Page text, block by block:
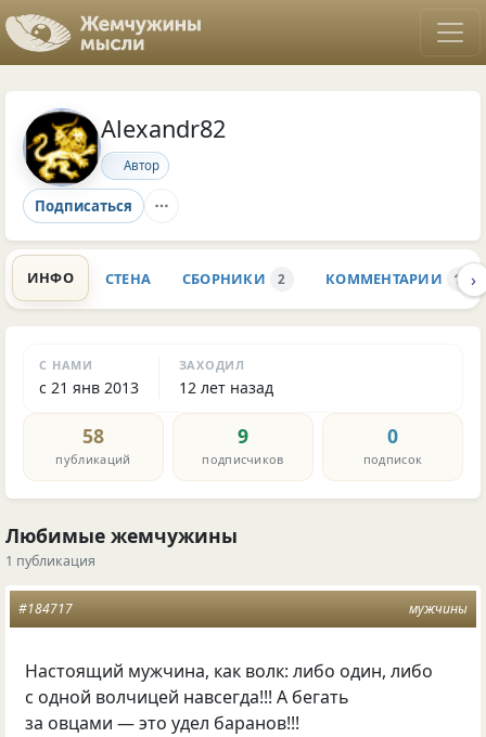
Alexandr82
Автор
Подписаться
ИНФО СТЕНА СБОРНИКИ 2 КОММЕНТАРИИ 1K ›
С НАМИ
с 21 янв 2013
ЗАХОДИЛ
12 лет назад
58
публикаций
9
подписчиков
0
подписок
Любимые жемчужины
1 публикация
мужчины
#184717
Настоящий мужчина, как волк: либо один, либо
с одной волчицей навсегда!!! А бегать
за овцами — это удел баранов!!!